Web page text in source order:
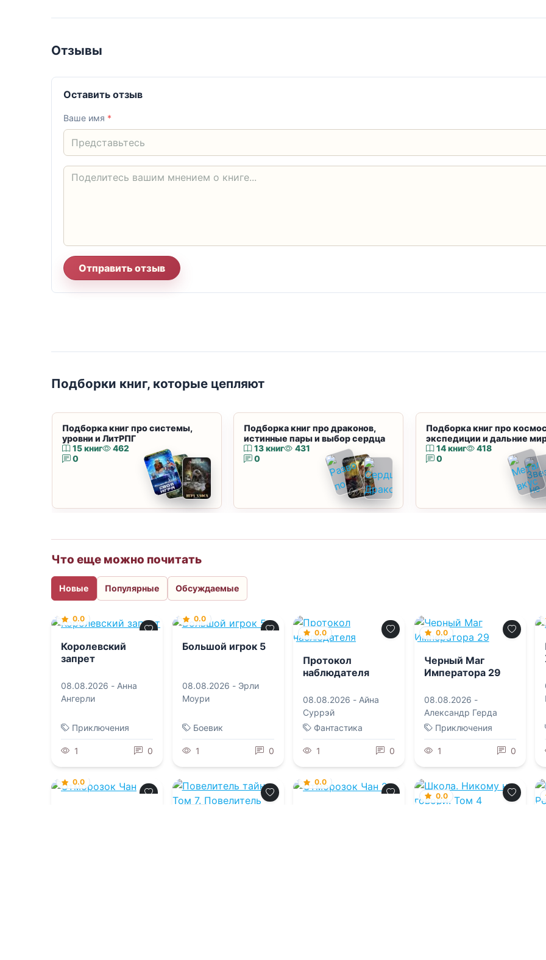
Отзывы
Оставить отзыв
Ваше имя *
Отправить отзыв
Подборки книг, которые цепляют
Подборка книг про системы,
уровни и ЛитРПГ
15 книг
462
0
Подборка книг про драконов,
истинные пары и выбор сердца
13 книг
431
0
Подборка книг про
экспедиции и дальние
14 книг
418
0
Что еще можно почитать
Новые Популярные Обсуждаемые
0.0
Королевский
запрет
08.08.2026 - Анна
Ангерли
Приключения
1 0
0.0
Большой игрок 5
08.08.2026 - Эрли
Моури
Боевик
1 0
0.0
Протокол
наблюдателя
08.08.2026 - Айна
Суррэй
Фантастика
1 0
0.0
Черный Маг
Императора 29
08.08.2026 -
Александр Герда
Приключения
1 0
0.0 0.0
0.0